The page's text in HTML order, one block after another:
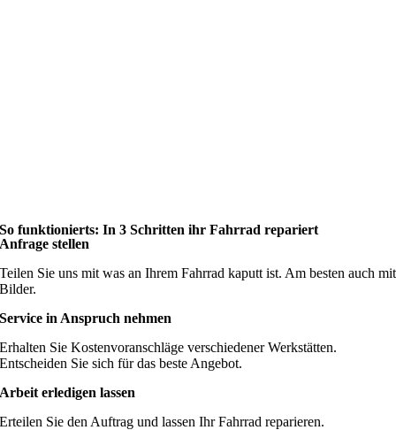
So funktionierts: In 3 Schritten ihr Fahrrad repariert
Anfrage stellen
Teilen Sie uns mit was an Ihrem Fahrrad kaputt ist. Am besten auch mit
Bilder.
Service in Anspruch nehmen
Erhalten Sie Kostenvoranschläge verschiedener Werkstätten.
Entscheiden Sie sich für das beste Angebot.
Arbeit erledigen lassen
Erteilen Sie den Auftrag und lassen Ihr Fahrrad reparieren.